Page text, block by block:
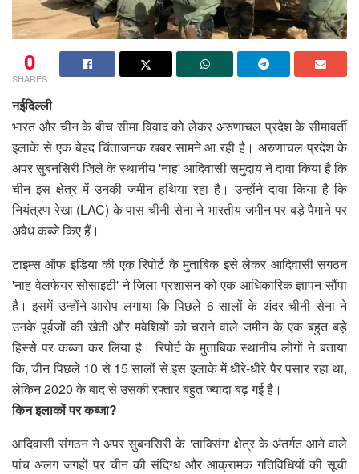
0
SHARES
नईदिल्ली
भारत और चीन के बीच सीमा विवाद को लेकर अरुणाचल प्रदेश के सीमावर्ती
इलाके से एक बेहद चिंताजनक खबर सामने आ रही है। अरुणाचल प्रदेश के
अपर सुबनसिरी जिले के स्थानीय 'नाह' आदिवासी समुदाय ने दावा किया है कि
चीन इस क्षेत्र में उनकी जमीन हथिया रहा है। उन्होंने दावा किया है कि
नियंत्रण रेखा (LAC) के पास चीनी सेना ने भारतीय जमीन पर बड़े पैमाने पर
अवैध कब्जे किए हैं।
टाइम्स ऑफ इंडिया की एक रिपोर्ट के मुताबिक इसे लेकर आदिवासी संगठन
'नाह वेलफेयर सोसाइटी' ने जिला प्रशासन को एक आधिकारिक ज्ञापन सौंपा
है। इसमें उन्होंने आरोप लगाया कि पिछले 6 सालों के अंदर चीनी सेना ने
उनके पूर्वजों की खेती और मवेशियों को चराने वाले जमीन के एक बहुत बड़े
हिस्से पर कब्जा कर लिया है। रिपोर्ट के मुताबिक स्थानीय लोगों ने बताया
कि, चीन पिछले 10 से 15 सालों से इस इलाके में धीरे-धीरे पैर पसार रहा था,
लेकिन 2020 के बाद से उसकी रफ्तार बहुत ज्यादा बढ़ गई है।
किन इलाकों पर कब्जा?
आदिवासी संगठन ने अपर सुबनसिरी के 'ताक्सिंग' क्षेत्र के अंतर्गत आने वाले
पांच अलग जगहों पर चीन की संदिग्ध और आक्रामक गतिविधियों की सूची